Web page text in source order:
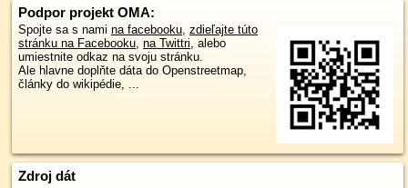
Podpor projekt OMA:
Spojte sa s nami na facebooku zdieľajte túto
stránku na Facebooku na Twittri , alebo
umiestnite odkaz na svoju stránku.
Ale hlavne doplňte dáta do Openstreetmap,
články do wikipédie, ...
Zdroj dát